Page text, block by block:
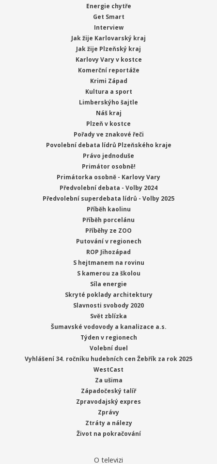
Energie chytře
Get Smart
Interview
Jak žije Karlovarský kraj
Jak žije Plzeňský kraj
Karlovy Vary v kostce
Komerční reportáže
Krimi Západ
Kultura a sport
Limberskýho šajtle
Náš kraj
Plzeň v kostce
Pořady ve znakové řeči
Povolební debata lídrů Plzeňského kraje
Právo jednoduše
Primátor osobně!
Primátorka osobně - Karlovy Vary
Předvolební debata - Volby 2024
Předvolební superdebata lídrů - Volby 2025
Příběh kaolinu
Příběh porcelánu
Příběhy ze ZOO
Putování v regionech
ROP Jihozápad
S hejtmanem na rovinu
S kamerou za školou
Síla energie
Skryté poklady architektury
Slavnosti svobody 2020
Svět zblízka
Šumavské vodovody a kanalizace a.s.
Týden v regionech
Volební duel
Vyhlášení 34. ročníku hudebních cen Žebřík za rok 2025
WestCast
Za ušima
Západočeský talíř
Zpravodajský expres
Zprávy
Ztráty a nálezy
Život na pokračování
O televizi